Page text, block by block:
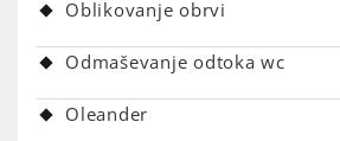
Oblikovanje obrvi
Odmaševanje odtoka wc
Oleander